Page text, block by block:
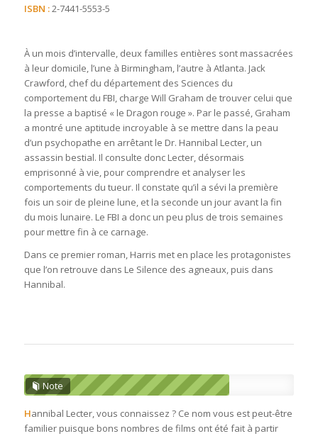
ISBN :2-7441-5553-5
À un mois d’intervalle, deux familles entières sont massacrées
à leur domicile, l’une à Birmingham, l’autre à Atlanta. Jack
Crawford, chef du département des Sciences du
comportement du FBI, charge Will Graham de trouver celui que
la presse a baptisé « le Dragon rouge ». Par le passé, Graham
a montré une aptitude incroyable à se mettre dans la peau
d’un psychopathe en arrêtant le Dr. Hannibal Lecter, un
assassin bestial. Il consulte donc Lecter, désormais
emprisonné à vie, pour comprendre et analyser les
comportements du tueur. Il constate qu’il a sévi la première
fois un soir de pleine lune, et la seconde un jour avant la fin
du mois lunaire. Le FBI a donc un peu plus de trois semaines
pour mettre fin à ce carnage.
Dans ce premier roman, Harris met en place les protagonistes
que l’on retrouve dans Le Silence des agneaux, puis dans
Hannibal.
Note
Hannibal Lecter, vous connaissez ? Ce nom vous est peut-être
familier puisque bons nombres de films ont été fait à partir